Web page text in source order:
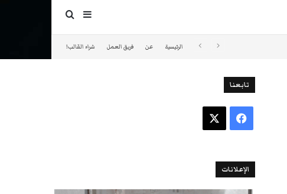
إضافة عمود جانبي
بحث عن
الرئيسية عن فريق العمل شراء القالب!
تابعنا
فيسبوك
الإعلانات